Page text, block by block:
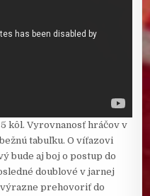
kôl. Vyrovnanosť hráčov v
tabuľku. O víťazovi
bude aj boj o postup do
doublové v jarnej
výrazne prehovoriť do